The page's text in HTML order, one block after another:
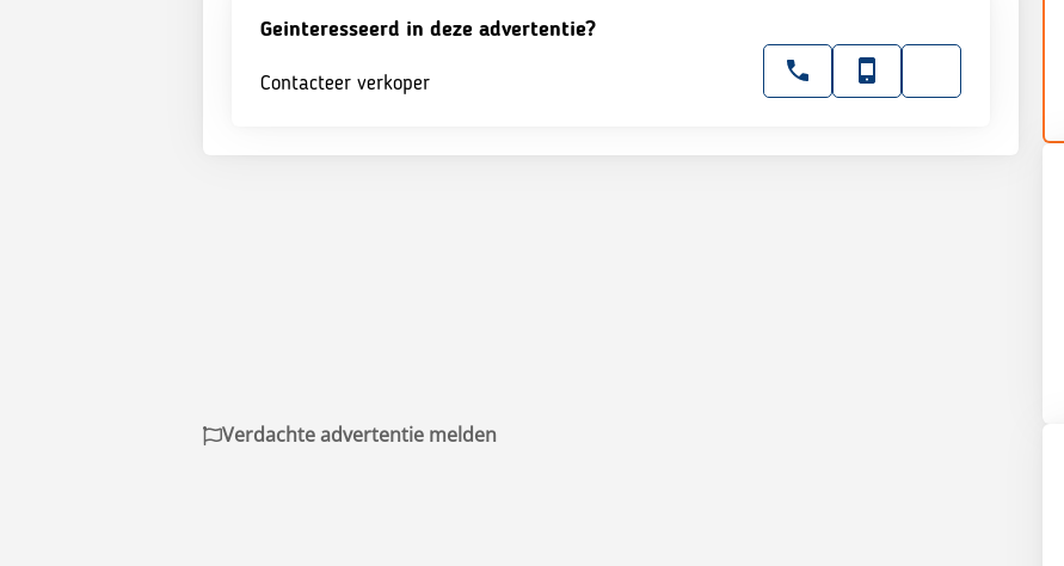
Geinteresseerd in deze advertentie?
Contacteer verkoper
Verdachte advertentie melden